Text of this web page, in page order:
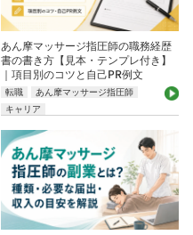
あん摩マッサージ指圧師の職務経歴
書の書き方【見本・テンプレ付き】
｜項目別のコツと自己PR例文
転職
あん摩マッサージ指圧師
キャリア